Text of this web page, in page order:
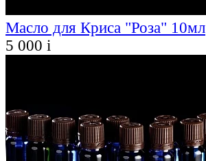
Масло для Криса "Роза" 10мл
5 000 i